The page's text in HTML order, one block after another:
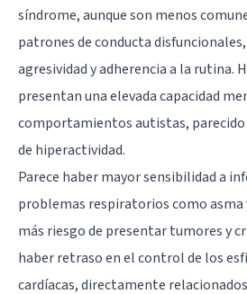
síndrome, aunque son menos
patrones de conducta
agresividad y adherencia a la rutina.
presentan una elevada capacidad
comportamientos autistas, parecido
de hiperactividad.
Parece haber mayor sensibilidad a
problemas respiratorios como asma
más riesgo de presentar tumores y
haber retraso en el control de los
cardíacas, directamente